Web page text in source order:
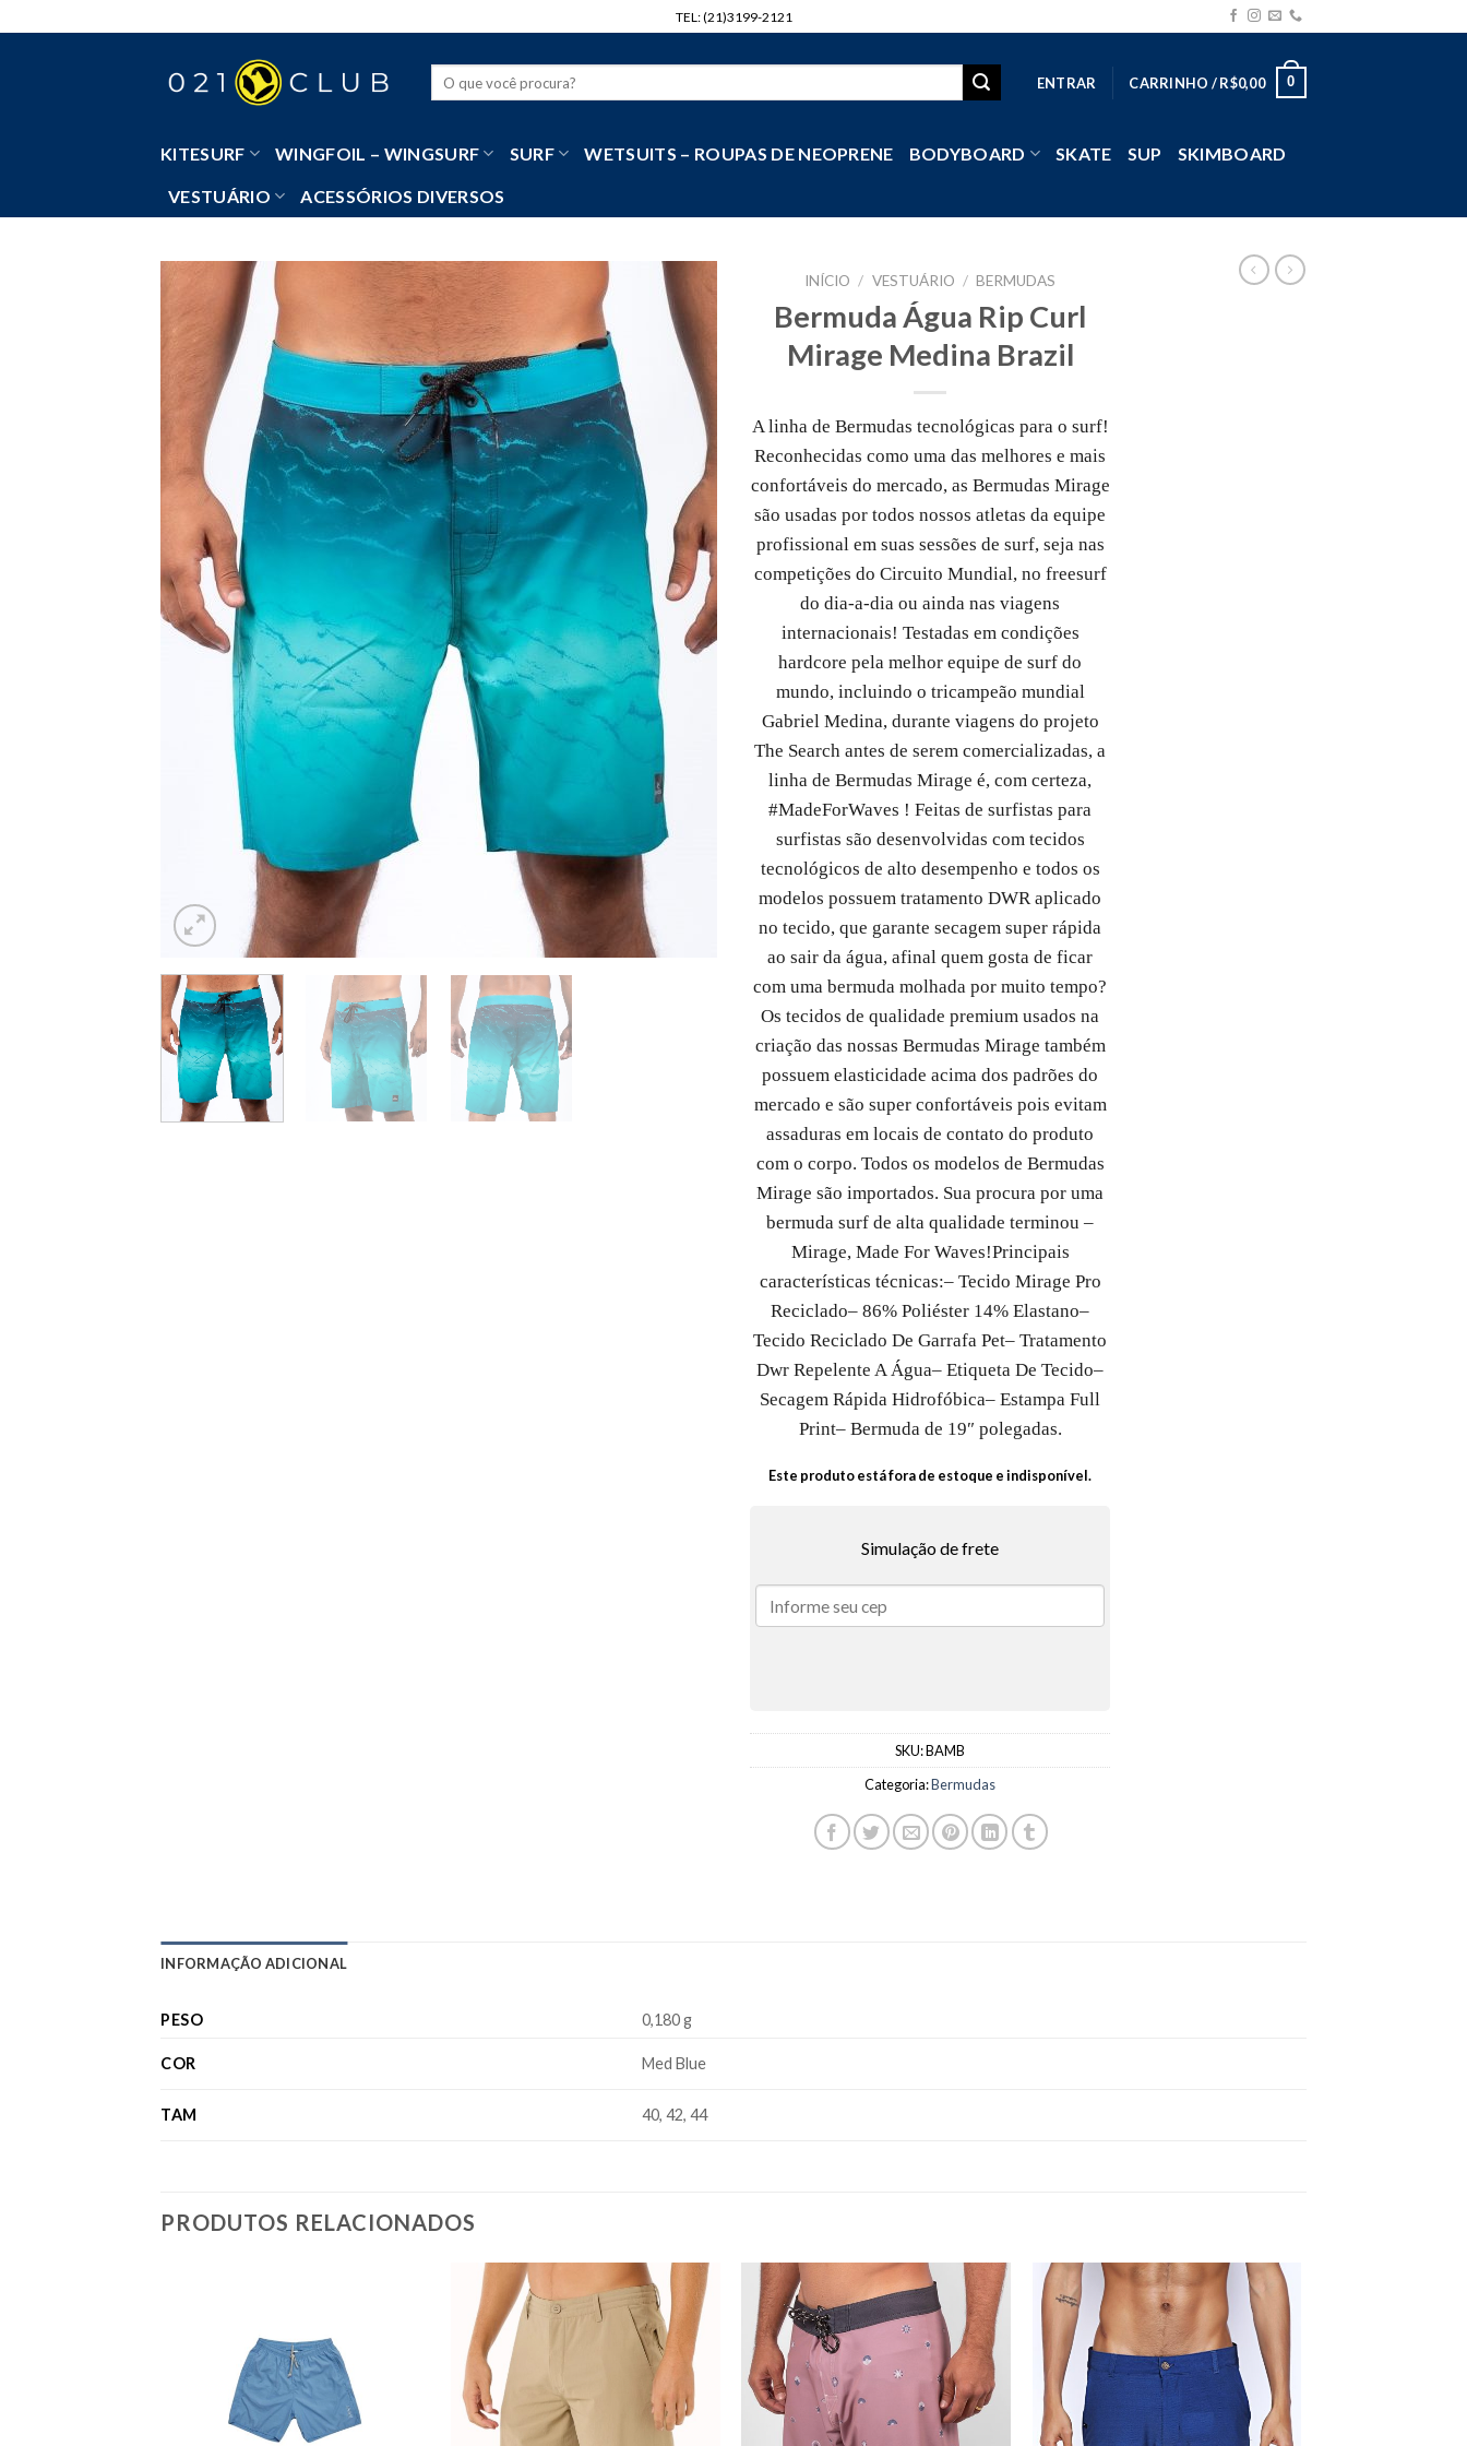
to
TEL: (21)3199-2121
ENTRAR CARRINHO /R$0,00 0
KITESURF WINGFOIL – WINGSURF SURF WETSUITS – ROUPAS DE NEOPRENE BODYBOARD SKATE SUP SKIMBOARD
VESTUÁRIO ACESSÓRIOS DIVERSOS
INÍCIO / VESTUÁRIO / BERMUDAS
Bermuda Água Rip Curl
Mirage Medina Brazil
A linha de Bermudas tecnológicas para o surf!
Reconhecidas como uma das melhores e mais
confortáveis do mercado, as Bermudas Mirage
são usadas por todos nossos atletas da equipe
profissional em suas sessões de surf, seja nas
competições do Circuito Mundial, no freesurf
do dia-a-dia ou ainda nas viagens
internacionais! Testadas em condições
hardcore pela melhor equipe de surf do
mundo, incluindo o tricampeão mundial
Gabriel Medina, durante viagens do projeto
The Search antes de serem comercializadas, a
linha de Bermudas Mirage é, com certeza,
#MadeForWaves ! Feitas de surfistas para
surfistas são desenvolvidas com tecidos
tecnológicos de alto desempenho e todos os
modelos possuem tratamento DWR aplicado
no tecido, que garante secagem super rápida
ao sair da água, afinal quem gosta de ficar
com uma bermuda molhada por muito tempo?
Os tecidos de qualidade premium usados na
criação das nossas Bermudas Mirage também
possuem elasticidade acima dos padrões do
mercado e são super confortáveis pois evitam
assaduras em locais de contato do produto
com o corpo. Todos os modelos de Bermudas
Mirage são importados. Sua procura por uma
bermuda surf de alta qualidade terminou –
Mirage, Made For Waves!Principais
características técnicas:– Tecido Mirage Pro
Reciclado– 86% Poliéster 14% Elastano–
Tecido Reciclado De Garrafa Pet– Tratamento
Dwr Repelente A Água– Etiqueta De Tecido–
Secagem Rápida Hidrofóbica– Estampa Full
Print– Bermuda de 19″ polegadas.
Este produto está fora de estoque e indisponível.
Simulação de frete
SKU:BAMB
Categoria:Bermudas
INFORMAÇÃO ADICIONAL
PESO 0,180 g
COR Med Blue
TAM 40, 42, 44
PRODUTOS RELACIONADOS